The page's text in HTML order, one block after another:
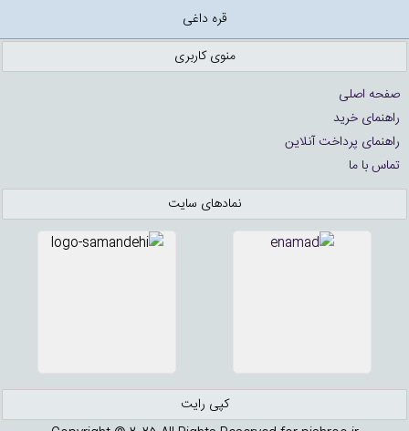
قره داغی
منوی کاربری
صفحه اصلی
راهنمای خرید
راهنمای پرداخت آنلاین
تماس با ما
نمادهای سایت
کپی رایت